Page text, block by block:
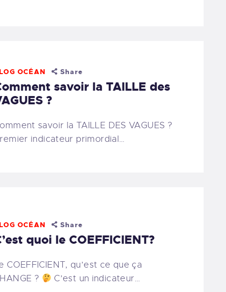
OCÉAN Share
savoir la TAILLE des
?
savoir la TAILLE DES VAGUES ?
indicateur primordial…
OCÉAN Share
quoi le COEFFICIENT?
COEFFICIENT, qu’est ce que ça
?
C’est un indicateur…